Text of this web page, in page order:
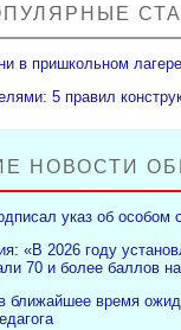
в пришкольном лагере
5 правил
НОВОСТИ
указ об особом
«В 2026 году
70 и более баллов
ближайшее время